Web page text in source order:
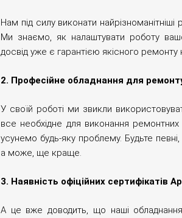
Нам під силу виконати
Ми знаємо, як налаштувати роботу
досвід уже є гарантією якісного ремонту
2. Професійне обладнання для
У своїй роботі ми звикли
все необхідне для виконання
усунемо будь-яку проблему. Будьте
а може, ще краще.
3. Наявність офіційних сертифікатів
А це вже доводить, що наші обладнання